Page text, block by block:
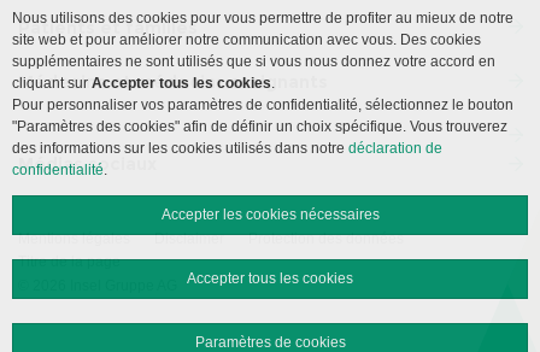
Patients et familles
Médecins et médecins assignants
Médias sociaux
Mentions légales Disclaimer
Protection des données
Titre de la page
Nous utilisons des cookies pour vous permettre de profiter au mieux de notre
site web et pour améliorer notre communication avec vous. Des cookies
supplémentaires ne sont utilisés que si vous nous donnez votre accord en
cliquant sur Accepter tous les cookies.
Pour personnaliser vos paramètres de confidentialité, sélectionnez le bouton
"Paramètres des cookies" afin de définir un choix spécifique. Vous trouverez
des informations sur les cookies utilisés dans notre déclaration de
confidentialité.
Accepter les cookies nécessaires
Accepter tous les cookies
Paramètres de cookies